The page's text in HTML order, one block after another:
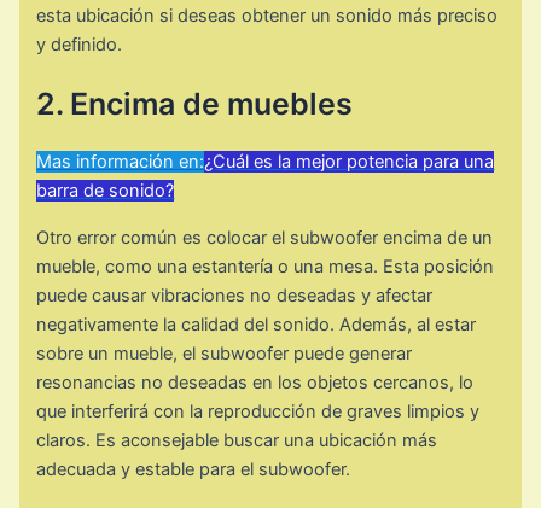
esta ubicación si deseas obtener un sonido más preciso
y definido.
2. Encima de muebles
Mas información en:¿Cuál es la mejor potencia para una
barra de sonido?
Otro error común es colocar el subwoofer encima de un
mueble, como una estantería o una mesa. Esta posición
puede causar vibraciones no deseadas y afectar
negativamente la calidad del sonido. Además, al estar
sobre un mueble, el subwoofer puede generar
resonancias no deseadas en los objetos cercanos, lo
que interferirá con la reproducción de graves limpios y
claros. Es aconsejable buscar una ubicación más
adecuada y estable para el subwoofer.